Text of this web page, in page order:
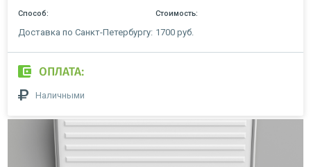
Способ: Стоимость:
Доставка по Санкт-Петербургу: 1700 руб.
ОПЛАТА:
Наличными